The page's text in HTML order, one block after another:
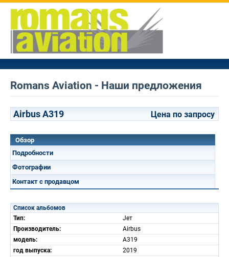
Romans Aviation - Наши предложения
Airbus A319 Цена по запросу
Обзор
Подробности
Фотографии
Контакт с продавцом
Список альбомов
Тип:
Jет
Производитель:
Airbus
модель:
A319
год выпуска:
2019